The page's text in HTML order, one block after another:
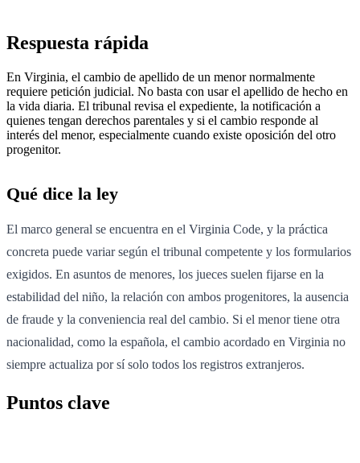
Respuesta rápida
En Virginia, el cambio de apellido de un menor normalmente
requiere petición judicial. No basta con usar el apellido de hecho en
la vida diaria. El tribunal revisa el expediente, la notificación a
quienes tengan derechos parentales y si el cambio responde al
interés del menor, especialmente cuando existe oposición del otro
progenitor.
Qué dice la ley
El marco general se encuentra en el Virginia Code, y la práctica
concreta puede variar según el tribunal competente y los formularios
exigidos. En asuntos de menores, los jueces suelen fijarse en la
estabilidad del niño, la relación con ambos progenitores, la ausencia
de fraude y la conveniencia real del cambio. Si el menor tiene otra
nacionalidad, como la española, el cambio acordado en Virginia no
siempre actualiza por sí solo todos los registros extranjeros.
Puntos clave